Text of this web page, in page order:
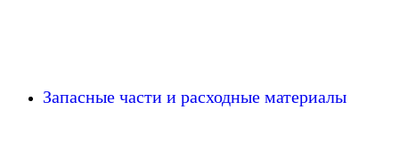
Запасные части и расходные материалы